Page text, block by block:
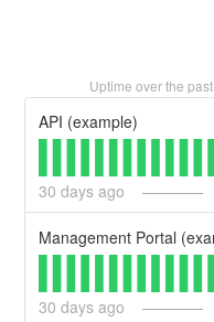
Uptime over the past
API (example)
30 days ago
30 days ago